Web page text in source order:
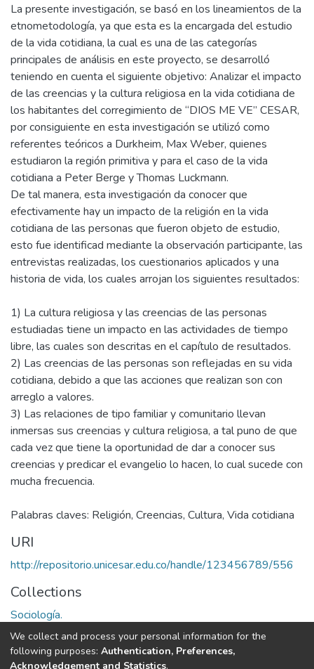
La presente investigación, se basó en los lineamientos de la
etnometodología, ya que esta es la encargada del estudio
de la vida cotidiana, la cual es una de las categorías
principales de análisis en este proyecto, se desarrolló
teniendo en cuenta el siguiente objetivo: Analizar el impacto
de las creencias y la cultura religiosa en la vida cotidiana de
los habitantes del corregimiento de “DIOS ME VE” CESAR,
por consiguiente en esta investigación se utilizó como
referentes teóricos a Durkheim, Max Weber, quienes
estudiaron la región primitiva y para el caso de la vida
cotidiana a Peter Berge y Thomas Luckmann.
De tal manera, esta investigación da conocer que
efectivamente hay un impacto de la religión en la vida
cotidiana de las personas que fueron objeto de estudio,
esto fue identificad mediante la observación participante, las
entrevistas realizadas, los cuestionarios aplicados y una
historia de vida, los cuales arrojan los siguientes resultados:
1) La cultura religiosa y las creencias de las personas
estudiadas tiene un impacto en las actividades de tiempo
libre, las cuales son descritas en el capítulo de resultados.
2) Las creencias de las personas son reflejadas en su vida
cotidiana, debido a que las acciones que realizan son con
arreglo a valores.
3) Las relaciones de tipo familiar y comunitario llevan
inmersas sus creencias y cultura religiosa, a tal puno de que
cada vez que tiene la oportunidad de dar a conocer sus
creencias y predicar el evangelio lo hacen, lo cual sucede con
mucha frecuencia.
Palabras claves: Religión, Creencias, Cultura, Vida cotidiana
URI
http://repositorio.unicesar.edu.co/handle/123456789/556
Collections
Sociología.
Full item page
We collect and process your personal information for the
following purposes: Authentication, Preferences,
Acknowledgement and Statistics.